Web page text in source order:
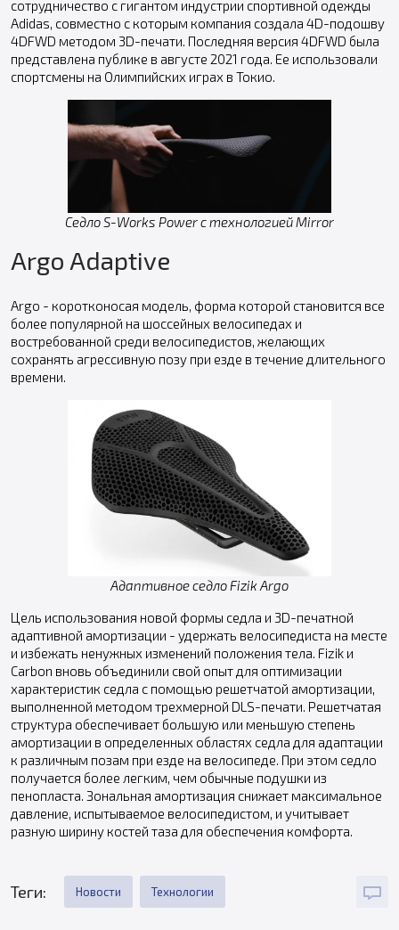
сотрудничество с гигантом индустрии спортивной одежды
Adidas, совместно с которым компания создала 4D-подошву
4DFWD методом 3D-печати. Последняя версия 4DFWD была
представлена публике в августе 2021 года. Ее использовали
спортсмены на Олимпийских играх в Токио.
Седло S-Works Power с технологией Mirror
Argo Adaptive
Argo - коротконосая модель, форма которой становится все
более популярной на шоссейных велосипедах и
востребованной среди велосипедистов, желающих
сохранять агрессивную позу при езде в течение длительного
времени.
Адаптивное седло Fizik Argo
Цель использования новой формы седла и 3D-печатной
адаптивной амортизации - удержать велосипедиста на месте
и избежать ненужных изменений положения тела. Fizik и
Carbon вновь объединили свой опыт для оптимизации
характеристик седла с помощью решетчатой амортизации,
выполненной методом трехмерной DLS-печати. Решетчатая
структура обеспечивает большую или меньшую степень
амортизации в определенных областях седла для адаптации
к различным позам при езде на велосипеде. При этом седло
получается более легким, чем обычные подушки из
пенопласта. Зональная амортизация снижает максимальное
давление, испытываемое велосипедистом, и учитывает
разную ширину костей таза для обеспечения комфорта.
Теги: Новости Технологии